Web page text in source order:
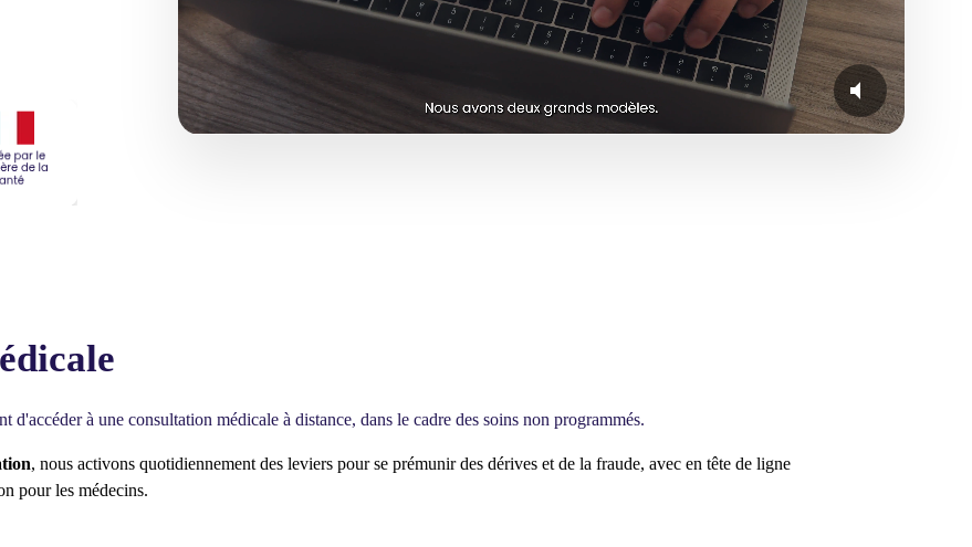
à une consultation médicale à distance, dans le cadre des soins non programmés.
, nous activons quotidiennement des leviers pour se prémunir des dérives et de la fraude, avec en tête de ligne
pour les médecins.